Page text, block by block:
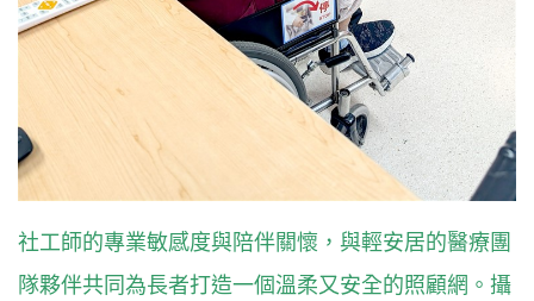
社工師的專業敏感度與陪伴關懷，與輕安居的醫療團
隊夥伴共同為長者打造一個溫柔又安全的照顧網。攝